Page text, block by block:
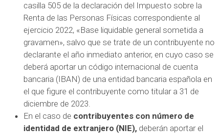
casilla 505 de la declaración del Impuesto sobre la
Renta de las Personas Físicas correspondiente al
ejercicio 2022, «Base liquidable general sometida a
gravamen», salvo que se trate de un contribuyente no
declarante el año inmediato anterior, en cuyo caso se
deberá aportar un código internacional de cuenta
bancaria (IBAN) de una entidad bancaria española en
el que figure el contribuyente como titular a 31 de
diciembre de 2023.
En el caso de contribuyentes con número de
identidad de extranjero (NIE), deberán aportar el